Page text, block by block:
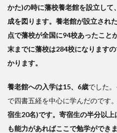
かた)の時に藩校養老館を設立し
成を図ります。養老館が設立され
点で藩校が全国に94校あったこと
末までに藩校は284校になります
かります。
養老館への入学は15、6歳でした
で四書五経を中心に学んだのです。
宿生20名)です。寄宿生の半分以
も能力があればここで勉学ができ